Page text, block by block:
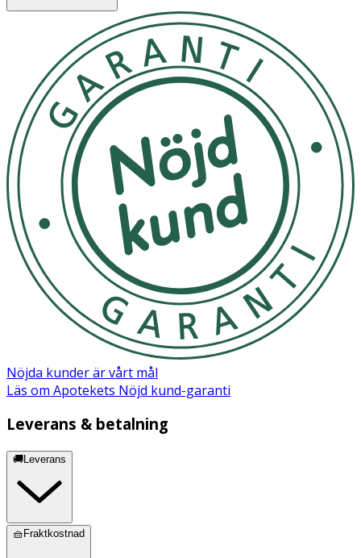
laddare, enkelt och miljövänligt. Tack vare den vattentäta
ytan (IPX7) kan denna leksak användas på ett säkert sätt i
vatten och är lätt att rengöra. Använd Love Breeze
tillsammans med ett vattenbaserat glidmedel för en ännu
skönare upplevelse. Fö
Vid behov
Utsätt ej för direkt solljus
OK för gravida och ammande:
Ja
Nöjda kunder är vårt mål
Läs om Apotekets Nöjd kund-garanti
Leverans & betalning
🚚Leverans
🧺Fraktkostnad